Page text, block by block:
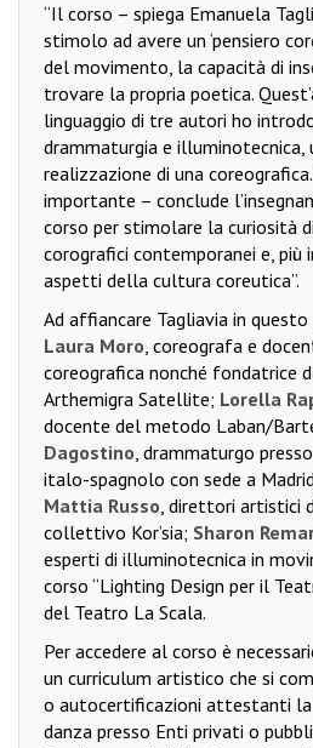
“Il corso – spiega Emanuela
stimolo ad avere un ‘pensiero
del movimento, la capacità di
trovare la propria poetica.
linguaggio di tre autori ho
drammaturgia e
realizzazione di una
importante – conclude
corso per stimolare la curiosità
corografici contemporanei e, più
aspetti della cultura coreutica”.
Ad affiancare Tagliavia in questo
Laura Moro, coreografa e
coreografica nonché
Arthemigra Satellite; Lorella
docente del metodo Laban/
Dagostino, drammaturgo
italo-spagnolo con sede a
Mattia Russo, direttori artistici
collettivo Kor’sia; Sharon
esperti di illuminotecnica in
corso “Lighting Design per il
del Teatro La Scala.
Per accedere al corso è
un curriculum artistico che si
o autocertificazioni attestanti la
danza presso Enti privati o